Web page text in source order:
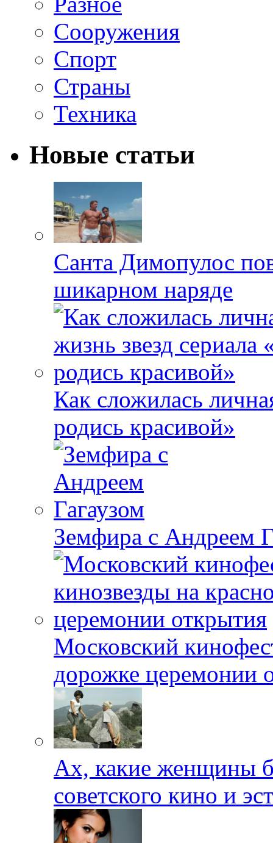
Сооружения
Спорт
Страны
Техника
Новые статьи
Санта Димопулос
шикарном наряде
Как сложилась
родись красивой»
Земфира с Андреем
Московский
дорожке церемонии
Ах, какие женщины
советского кино и